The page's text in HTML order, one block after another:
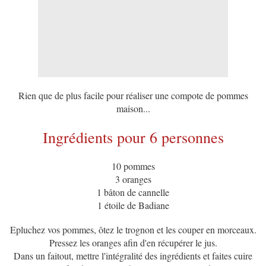
Rien que de plus facile pour réaliser une compote de pommes
maison...
Ingrédients pour 6 personnes
10 pommes
3 oranges
1 bâton de cannelle
1 étoile de Badiane
Epluchez vos pommes, ôtez le trognon et les couper en morceaux.
Pressez les oranges afin d'en récupérer le jus.
Dans un faitout, mettre l'intégralité des ingrédients et faites cuire